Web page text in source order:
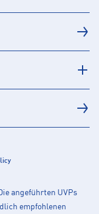
angeführten UVPs
empfohlenen